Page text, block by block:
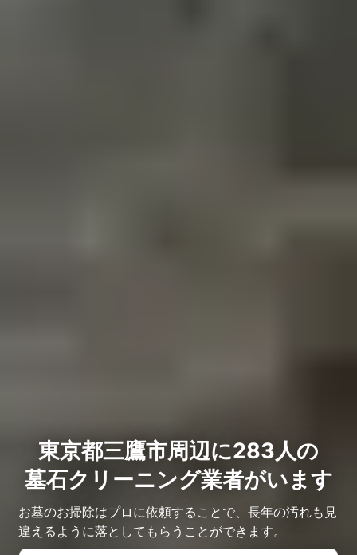
東京都三鷹市周辺に283人の
墓石クリーニング業者がいます
お墓のお掃除はプロに依頼することで、長年の汚れも見
違えるように落としてもらうことができます。